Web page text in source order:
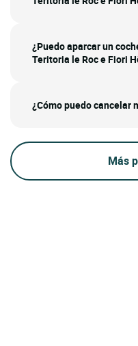
¿Puedo aparcar un
Teritoria le Roc e Fiori
¿Cómo puedo cancelar
Más